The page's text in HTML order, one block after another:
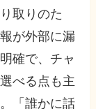
取りのた
が外部に漏
確で、チャ
べる点も主
「誰かに話